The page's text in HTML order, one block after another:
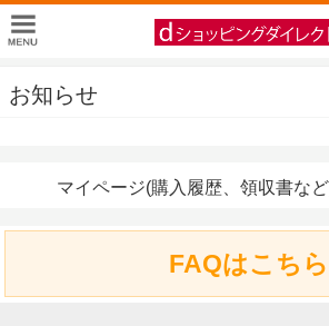
お知らせ
マイページ(購入履歴、領収書な
FAQはこちら